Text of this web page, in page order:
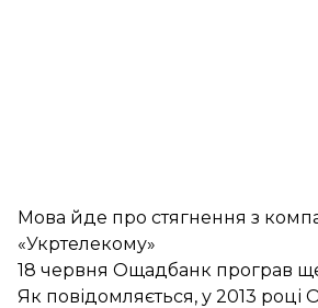
Мова йде про стягнення з
«Укртелекому»
18 червня Ощадбанк програв
Як повідомляється, у 2013 році